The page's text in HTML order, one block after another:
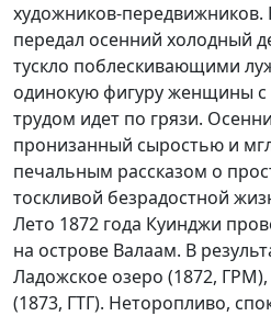
художников-передвижников.
передал осенний холодный
тускло поблескивающими
одинокую фигуру женщины с
трудом идет по грязи.
пронизанный сыростью и
печальным рассказом о
тоскливой безрадостной
Лето 1872 года Куинджи
на острове Валаам. В
Ладожское озеро (1872,
(1873, ГТГ). Неторопливо,